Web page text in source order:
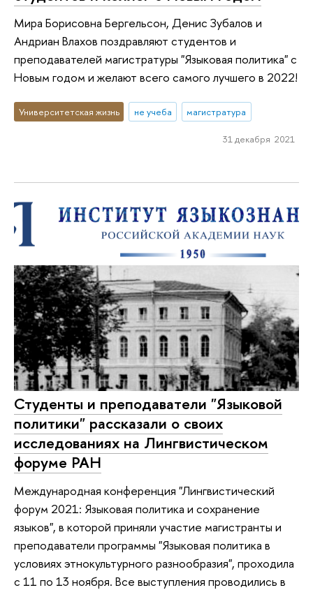
Мира Борисовна Бергельсон, Денис Зубалов и
Андриан Влахов поздравляют студентов и
преподавателей магистратуры "Языковая политика" с
Новым годом и желают всего самого лучшего в 2022!
Университетская жизнь не учеба магистратура
31 декабря 2021
Студенты и преподаватели "Языковой
политики" рассказали о своих
исследованиях на Лингвистическом
форуме РАН
Международная конференция "Лингвистический
форум 2021: Языковая политика и сохранение
языков", в которой приняли участие магистранты и
преподаватели программы "Языковая политика в
условиях этнокультурного разнообразия", проходила
с 11 по 13 ноября. Все выступления проводились в